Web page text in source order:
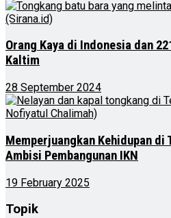
Orang Kaya di Indonesia dan
Kaltim
28 September 2024
Memperjuangkan Kehidupan di
Ambisi Pembangunan IKN
19 February 2025
Topik